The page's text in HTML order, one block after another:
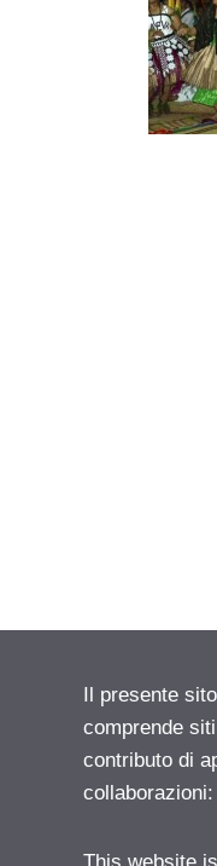
Il presente
comprende
contributo di
collaborazioni: